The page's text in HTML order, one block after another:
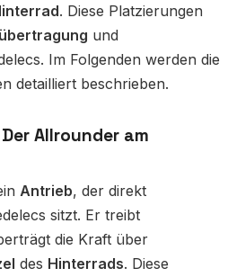
. Diese Platzierungen
und
Im Folgenden werden die
detailliert beschrieben.
Allrounder am
Antrieb, der direkt
sitzt. Er treibt
die Kraft über
des Hinterrads. Diese